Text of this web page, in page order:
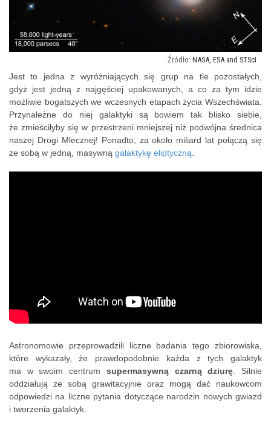
NASA, ESA and STScI
Jest to jedna z wyróżniających się grup na tle pozostałych,
gdyż jest jedną z najgęściej upakowanych, a co za tym idzie
możliwie bogatszych we wczesnych etapach życia Wszechświata.
Przynależne do niej galaktyki są bowiem tak blisko siebie,
że zmieściłyby się w przestrzeni mniejszej niż podwójna średnica
naszej Drogi Mlecznej! Ponadto, za około miliard lat połączą się
ze sobą w jedną, masywną galaktykę eliptyczną.
Astronomowie przeprowadzili liczne badania tego zbiorowiska,
które wykazały, że prawdopodobnie każda z tych galaktyk
ma w swoim centrum supermasywną czarną dziurę . Silnie
oddziałują ze sobą grawitacyjnie oraz mogą dać naukowcom
odpowiedzi na liczne pytania dotyczące narodzin nowych gwiazd
i tworzenia galaktyk.